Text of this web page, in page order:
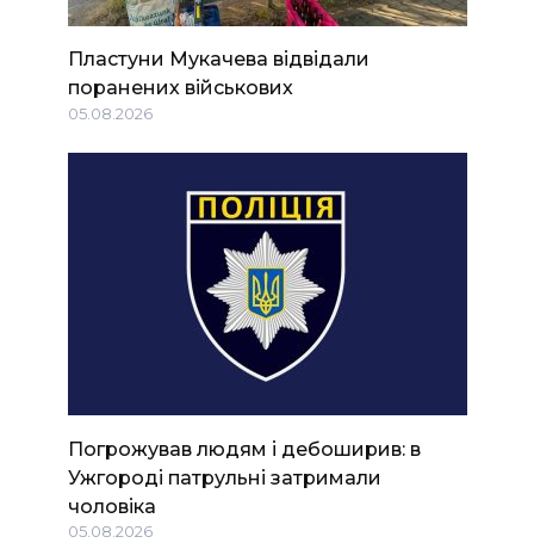
Пластуни Мукачева відвідали
поранених військових
05.08.2026
Погрожував людям і дебоширив: в
Ужгороді патрульні затримали
чоловіка
05.08.2026